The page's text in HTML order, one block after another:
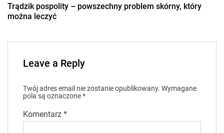
Trądzik pospolity – powszechny problem skórny, który
można leczyć
Leave a Reply
Twój adres email nie zostanie opublikowany. Wymagane
pola są oznaczone*
Komentarz *